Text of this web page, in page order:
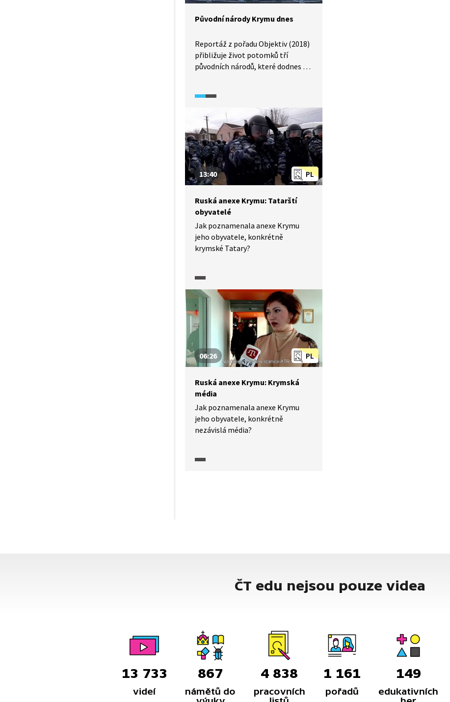
Původní národy Krymu dnes
Reportáž z pořadu Objektiv (2018)
přibližuje život potomků tří
původních národů, které dodnes žijí
Karaimové (Karaité) a Krymčakové
(Krymčáci) se snaží uchovat své
tradice navzdory nepříznivým
okolnostem, které se na jejich
osudu podepsaly v průběhu (nejen)
dvacátého století. Seznamte se
s jejich historií a životy.
PL
13:40
Ruská anexe Krymu: Tatarští
obyvatelé
Jak poznamenala anexe Krymu
jeho obyvatele, konkrétně
krymské Tatary?
PL
06:26
Ruská anexe Krymu: Krymská
média
Jak poznamenala anexe Krymu
jeho obyvatele, konkrétně
nezávislá média?
ČT edu nejsou pouze videa
13 733
videí
867
námětů do
4 838
pracovních
1 161
pořadů
149
edukativních